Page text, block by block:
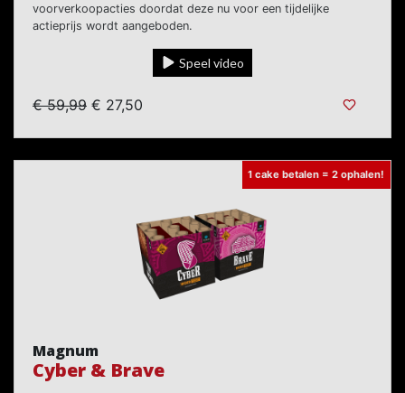
voorverkoopacties doordat deze nu voor een tijdelijke
actieprijs wordt aangeboden.
Speel video
€ 59,99 € 27,50
1 cake betalen = 2 ophalen!
Magnum
Cyber & Brave